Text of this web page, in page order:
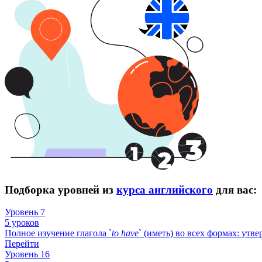
Подборка уровней из курса английского для вас:
Уровень 7
5 уроков
Полное изучение глагола `to have` (иметь) во всех формах:
Перейти
Уровень 16